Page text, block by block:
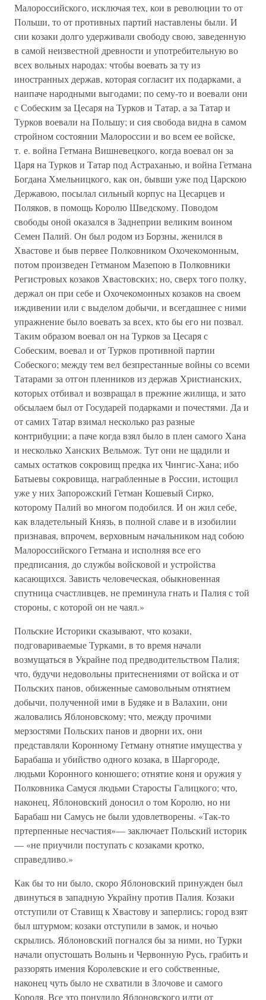
Малороссийского, исключая тех, кои в революции то от
Польши, то от противных партий наставлены были. И
сии козаки долго удерживали свободу свою, заведенную
в самой неизвестной древности и употребительную во
всех вольных народах: чтобы воевать за ту из
иностранных держав, которая согласит их подарками, а
наипаче народными выгодами; по сему-то и воевали они
с Собеским за Цесаря на Турков и Татар, а за Татар и
Турков воевали на Польшу; и сия свобода видна в самом
стройном состоянии Малороссии и во всем ее войске,
т. е. война Гетмана Вишневецкого, когда воевал он за
Царя на Турков и Татар под Астраханью, и война Гетмана
Богдана Хмельницкого, как он, бывши уже под Царскою
Державою, посылал сильный корпус на Цесарцев и
Поляков, в помощь Королю Шведскому. Поводом
свободы оной оказался в Заднеприи великим воином
Семен Палий. Он был родом из Борзны, женился в
Хвастове и быв первее Полковником Охочекомонным,
потом произведен Гетманом Мазепою в Полковники
Регистровых козаков Хвастовских; но, сверх того полку,
держал он при себе и Охочекомонных козаков на своем
иждивении или с выделом добычи, и всегдашнее с ними
упражнение было воевать за всех, кто бы его ни позвал.
Таким образом воевал он на Турков за Цесаря с
Собеским, воевал и от Турков противной партии
Собеского; между тем вел безпрестанные войны со всеми
Татарами за отгон пленников из держав Христианских,
которых отбивал и возвращал в прежние жилища, и зато
обсылаем был от Государей подарками и почестями. Да и
от самих Татар взимал несколько раз разные
контрибуции; а паче когда взял было в плен самого Хана
и несколько Ханских Вельмож. Тут они не щадили и
самых остатков сокровищ предка их Чингис-Хана; ибо
Батыевы сокровища, награбленные в России, истощил
уже у них Запорожский Гетман Кошевый Сирко,
которому Палий во многом подобился. И он жил себе,
как владетельный Князь, в полной славе и в изобилии
признавая, впрочем, верховным начальником над собою
Малороссийского Гетмана и исполняя все его
предписания, до службы войсковой и устройства
касающихся. Зависть человеческая, обыкновенная
спутница счастливцев, не преминула гнать и Палия с той
стороны, с которой он не чаял.»
Польские Историки сказывают, что козаки,
подговариваемые Турками, в то время начали
возмущаться в Украйне под предводительством Палия;
что, будучи недовольны притеснениями от войска и от
Польских панов, обиженные самовольным отнятием
добычи, полученной ими в Будяке и в Валахии, они
жаловались Яблоновскому; что, между прочими
мерзостями Польских панов и дворни их, они
представляли Коронному Гетману отнятие имущества у
Барабаша и убийство одного козака, в Шаргороде,
людьми Коронного конюшего; отнятие коня и оружия у
Полковника Самуся людьми Старосты Галицкого; что,
наконец, Яблоновский доносил о том Королю, но ни
Барабаш ни Самусь не были удовлетворены. «Так-то
пртерпенные несчастия»— заключает Польский историк
— «не приучили поступать с козаками кротко,
справедливо.»
Как бы то ни было, скоро Яблоновский принужден был
двинуться в западную Украйну против Палия. Козаки
отступили от Ставищ к Хвастову и заперлись; город взят
был штурмом; козаки отступили в замок, и ночью
скрылись. Яблоновский погнался бы за ними, но Турки
начали опустошать Волынь и Червонную Русь, грабить и
раззорять имения Королевские и его собственные,
наконец чуть было не схватили в Злочове и самого
Короля. Все это понудило Яблоновского идти от